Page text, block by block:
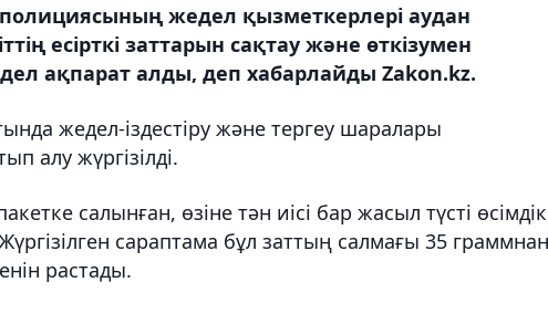
жедел қызметкерлері аудан
есірткі заттарын сақтау және өткізумен
ақпарат алды, деп хабарлайды Zakon.kz.
жедел-іздестіру және тергеу шаралары
алу жүргізілді.
салынған, өзіне тән иісі бар жасыл түсті өсімдік
сараптама бұл заттың салмағы 35 граммнан
растады.